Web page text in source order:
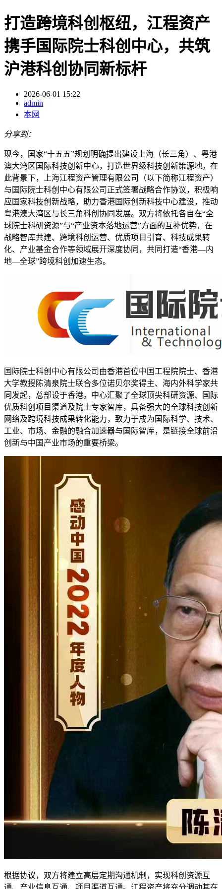
打造跨境科创枢纽，江程资产
携手国际院士科创中心，共筑
沪港科创协同新标杆
2026-06-01 15:22
admin
本网
分享到：
现今，国家“十五五”规划明确提出建设上海（长三角）、粤港
澳大湾区国际科技创新中心，打造世界级科技创新策源地。在
此背景下，上海江程资产管理有限公司（以下简称江程资产）
与国际院士科创中心有限公司正式签署战略合作协议，积极响
应国家科技创新战略，助力香港国际创新科技中心建设，推动
粤港澳大湾区与长三角科创协同发展。双方将依托各自在“全
球院士科研资源”与“产业资本落地运营”方面的互补优势，在
战略智库共建、跨境科创运营、优质项目引育、科技成果转
化、产业基金合作等领域展开深度协同，共同打造“香港—内
地—全球”跨境科创加速生态。
国际院士科创中心有限公司由香港首位中国工程院院士、香港
大学教授陈清泉院士联合多位诺贝尔奖得主、海内外科学家共
同发起，总部设于香港。中心汇聚了全球顶尖科研资源、国际
优质科创项目渠道及院士专家智库，具备强大的全球科技创新
网络及跨境科技成果转化能力，致力于成为国际科学、技术、
工业、市场、金融的融合加速器与国际智库，是链接全球前沿
创新与中国产业市场的重要桥梁。
根据协议，双方将建立高层定期沟通机制，实现科创资源互
通、产业信息互通、项目渠道互通。江程资产将充分调动其在